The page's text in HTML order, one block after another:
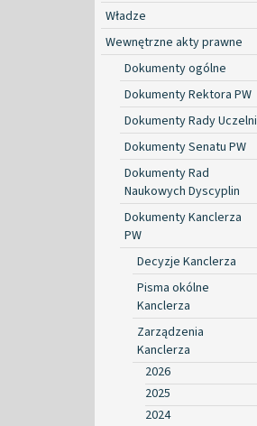
Władze
Wewnętrzne akty prawne
Dokumenty ogólne
Dokumenty Rektora PW
Dokumenty Rady Uczelni
Dokumenty Senatu PW
Dokumenty Rad
Naukowych Dyscyplin
Dokumenty Kanclerza
PW
Decyzje Kanclerza
Pisma okólne
Kanclerza
Zarządzenia
Kanclerza
2026
2025
2024